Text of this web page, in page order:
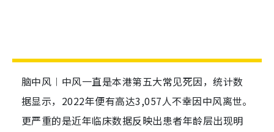
脑中风︱中风一直是本港第五大常见死因，统计数
据显示，2022年便有高达3,057人不幸因中风离世。
更严重的是近年临床数据反映出患者年龄层出现明